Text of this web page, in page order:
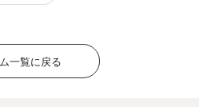
一覧に戻る